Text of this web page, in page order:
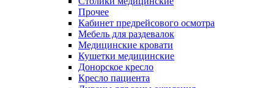
Прочее
Кабинет предрейсового осмотра
Мебель для раздевалок
Медицинские кровати
Кушетки медицинские
Донорское кресло
Кресло пациента